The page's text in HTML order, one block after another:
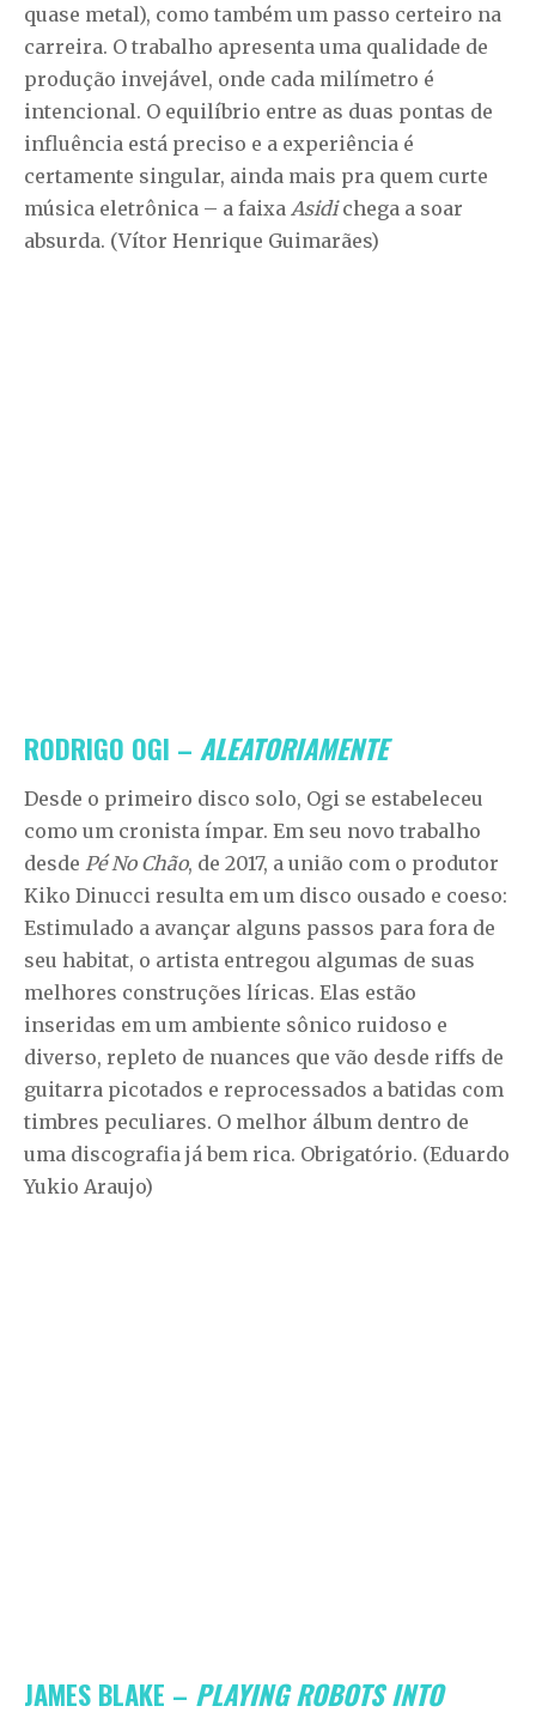
quase metal), como também um passo certeiro na
carreira. O trabalho apresenta uma qualidade de
produção invejável, onde cada milímetro é
intencional. O equilíbrio entre as duas pontas de
influência está preciso e a experiência é
certamente singular, ainda mais pra quem curte
música eletrônica – a faixa Asidichega a soar
absurda. (Vítor Henrique Guimarães)
RODRIGO OGI – ALEATORIAMENTE
Desde o primeiro disco solo, Ogi se estabeleceu
como um cronista ímpar. Em seu novo trabalho
desde Pé No Chão, de 2017, a união com o produtor
Kiko Dinucci resulta em um disco ousado e coeso:
Estimulado a avançar alguns passos para fora de
seu habitat, o artista entregou algumas de suas
melhores construções líricas. Elas estão
inseridas em um ambiente sônico ruidoso e
diverso, repleto de nuances que vão desde riffs de
guitarra picotados e reprocessados a batidas com
timbres peculiares. O melhor álbum dentro de
uma discografia já bem rica. Obrigatório. (Eduardo
Yukio Araujo)
JAMES BLAKE – PLAYING ROBOTS INTO